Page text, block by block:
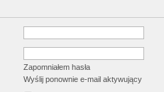
Zapomniałem hasła
Wyślij ponownie e-mail aktywujący